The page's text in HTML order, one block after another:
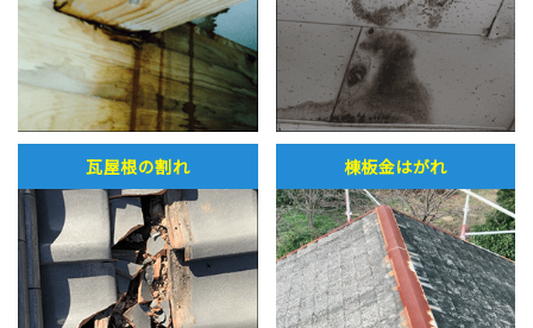
瓦屋根の割れ 棟板金はがれ